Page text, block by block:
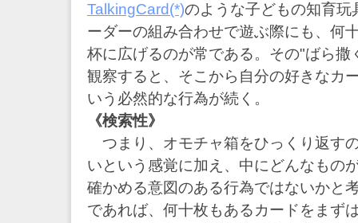
TalkingCard(*)のような子どもの知育
ーダーの組み合わせで遊ぶ際にも、何
杯に広げるのが常である。その"ばら撒
観察すると、そこから自分の好きなカ
いう必然的な行為が続く。
《検索性》
つまり、オモチャ箱をひっくり返す
いという感覚に加え、中にどんなもの
確かめる意図のある行為ではないかと
であれば、何十枚もあるカードをまず